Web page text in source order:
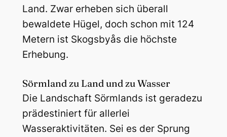
Land. Zwar erheben sich überall
bewaldete Hügel, doch schon mit 124
Metern ist Skogsbyås die höchste
Erhebung.
Sörmland zu Land und zu Wasser
Die Landschaft Sörmlands ist geradezu
prädestiniert für allerlei
Wasseraktivitäten. Sei es der Sprung